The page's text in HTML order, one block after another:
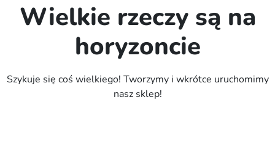
Wielkie rzeczy są na
horyzoncie
Szykuje się coś wielkiego! Tworzymy i wkrótce uruchomimy
nasz sklep!